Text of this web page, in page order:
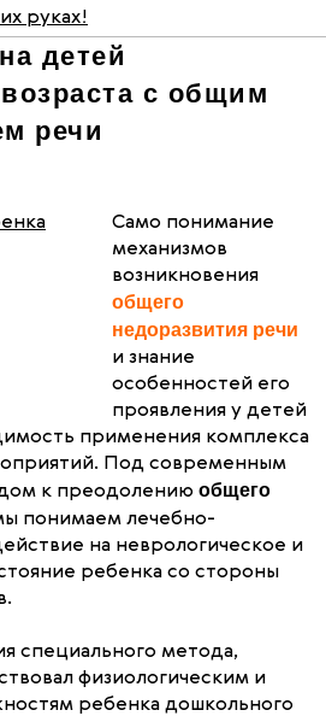
детей
с общим
речи
Само понимание
механизмов
возникновения
общего
недоразвития речи
и знание
особенностей его
проявления у детей
применения комплекса
Под современным
к преодолению общего
понимаем лечебно-
на неврологическое и
ребенка со стороны
специального метода,
физиологическим и
ребенка дошкольного